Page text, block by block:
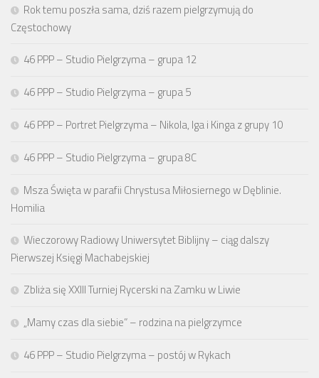
Rok temu poszła sama, dziś razem pielgrzymują do
Częstochowy
46 PPP – Studio Pielgrzyma – grupa 12
46 PPP – Studio Pielgrzyma – grupa 5
46 PPP – Portret Pielgrzyma – Nikola, Iga i Kinga z grupy 10
46 PPP – Studio Pielgrzyma – grupa 8C
Msza Święta w parafii Chrystusa Miłosiernego w Dęblinie.
Homilia
Wieczorowy Radiowy Uniwersytet Biblijny – ciąg dalszy
Pierwszej Księgi Machabejskiej
Zbliża się XXIII Turniej Rycerski na Zamku w Liwie
„Mamy czas dla siebie” – rodzina na pielgrzymce
46 PPP – Studio Pielgrzyma – postój w Rykach